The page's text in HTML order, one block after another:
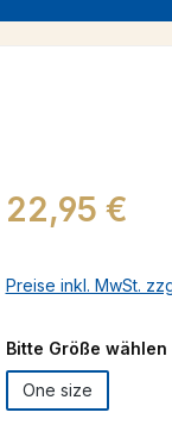
Regulärer Preis:
22,95 €
Preise inkl. MwSt.
Bitte Größe wählen
One size